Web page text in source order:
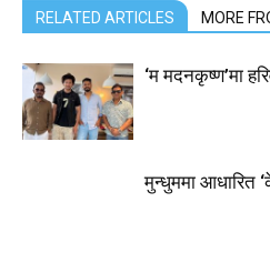
RELATED ARTICLES MORE
‘म मदनकृष्ण’मा
मुन्धुममा आधारित